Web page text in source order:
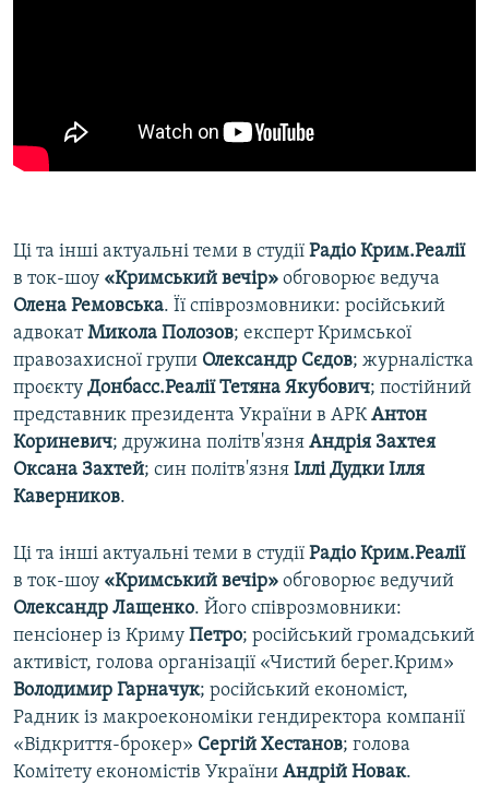
Ці та інші актуальні теми в студії Радіо Крим.Реалії
в ток-шоу «Кримський вечір» обговорює ведуча
Олена Ремовська. Її співрозмовники: російський
адвокатМикола Полозов; експерт Кримської
правозахисної групи Олександр Сєдов; журналістка
проєкту Донбасс.Реалії Тетяна Якубович; постійний
представник президента України в АРКАнтон
Кориневич; дружина політв'язня Андрія Захтея
Оксана Захтей; син політв'язня Іллі Дудки Ілля
Каверников.
Ці та інші актуальні теми в студії Радіо Крим.Реалії
в ток-шоу «Кримський вечір» обговорює ведучий
Олександр Лащенко. Його співрозмовники:
пенсіонер із Криму Петро; російський громадський
активіст, голова організації «Чистий берег.Крим»
Володимир Гарначук; російський економіст,
Радник із макроекономіки гендиректора компанії
«Відкриття-брокер» Сергій Хестанов; голова
Комітету економістів України Андрій Новак.